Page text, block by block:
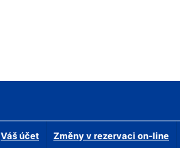
Váš účet Změny v rezervaci on-line